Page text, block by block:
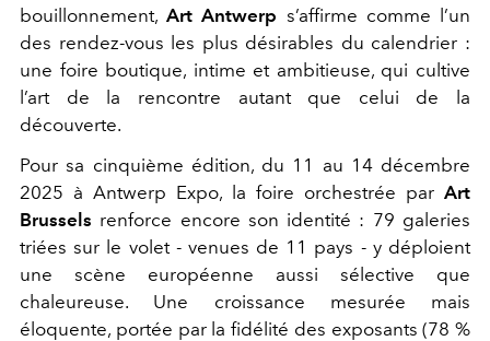
bouillonnement,Art Antwerp s’affirme comme l’un
des rendez-vous les plus désirables du calendrier :
une foire boutique, intime et ambitieuse, qui cultive
l’art de la rencontre autant que celui de la
découverte.
Pour sa cinquième édition, du 11 au 14 décembre
2025 à Antwerp Expo, la foire orchestrée par Art
Brussels renforce encore son identité : 79 galeries
triées sur le volet - venues de 11 pays - y déploient
une scène européenne aussi sélective que
chaleureuse. Une croissance mesurée mais
éloquente, portée par la fidélité des exposants (78 %